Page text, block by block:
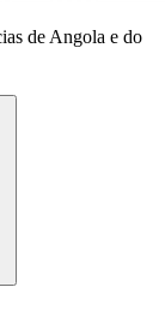
de Angola e do